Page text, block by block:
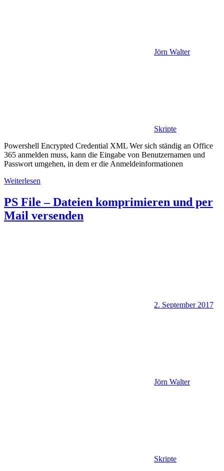
Jörn Walter
Skripte
Powershell Encrypted Credential XML Wer sich ständig an Office
365 anmelden muss, kann die Eingabe von Benutzernamen und
Passwort umgehen, in dem er die Anmeldeinformationen
Weiterlesen
PS File – Dateien komprimieren und per
Mail versenden
2. September 2017
Jörn Walter
Skripte